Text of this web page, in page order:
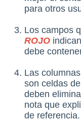
para otros
Los campos
ROJO
debe
Las
son celdas
deben
nota que
de referencia.